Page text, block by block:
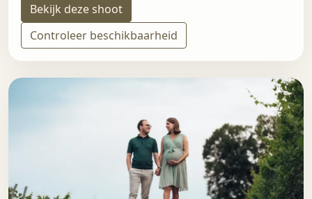
Bekijk deze shoot
Controleer beschikbaarheid